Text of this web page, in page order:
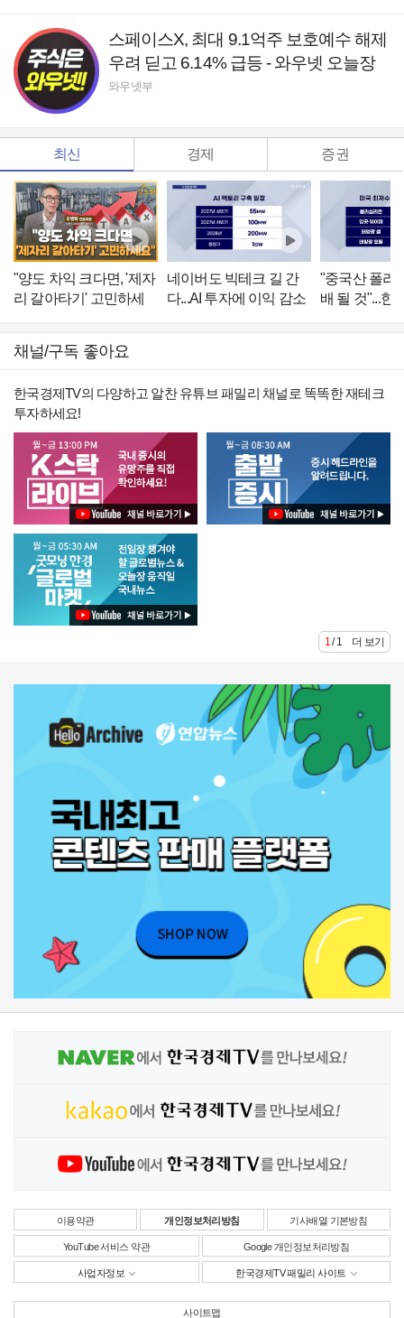
스페이스X, 최대 9.1억주 보호예수 해제
우려 딛고 6.14% 급등 - 와우넷 오늘장
전략
와우넷부
최신 경제 증권
"양도 차익 크다면, '제자
리 갈아타기' 고민하세
네이버도 빅테크 길 간
다...AI 투자에 이익 감소
"중국산 폴리
배 될 것"...한
채널/구독 좋아요
한국경제TV의 다양하고 알찬 유튜브 패밀리 채널로 똑똑한 재테크
투자하세요!
1 / 1
이용약관 개인정보처리방침 기사배열 기본방침
YouTube 서비스 약관 Google 개인정보처리방침
사업자정보 한국경제TV 패밀리 사이트
사이트맵